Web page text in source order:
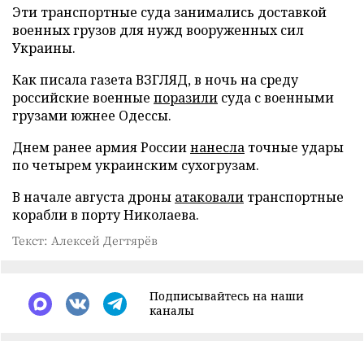
Эти транспортные суда занимались доставкой
военных грузов для нужд вооруженных сил
Украины.
Как писала газета ВЗГЛЯД, в ночь на среду
российские военные поразили суда с военными
грузами южнее Одессы.
Днем ранее армия Россиинанесла точные удары
по четырем украинским сухогрузам.
В начале августа дроны атаковали транспортные
корабли в порту Николаева.
Текст: Алексей Дегтярёв
Подписывайтесь на наши
каналы